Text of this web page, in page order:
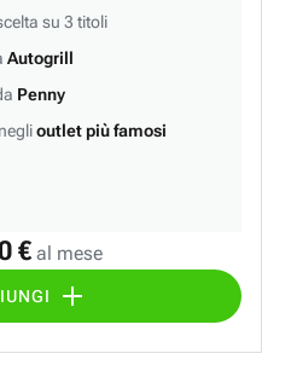
€ al mese
su 3 titoli
Autogrill
Penny
outlet più famosi